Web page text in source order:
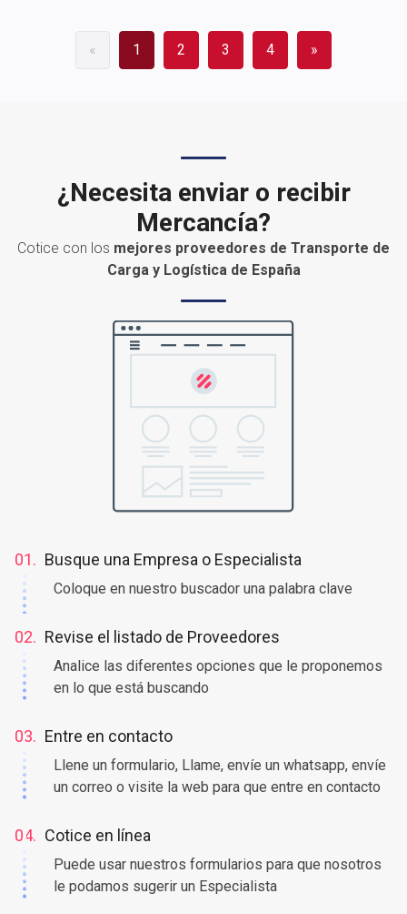
« 1 2 3 4 »
¿Necesita enviar o recibir
Mercancía?
Cotice con los mejores proveedores de Transporte de
Carga y Logística de España
01. Busque una Empresa o Especialista
Coloque en nuestro buscador una palabra clave
02. Revise el listado de Proveedores
Analice las diferentes opciones que le proponemos
en lo que está buscando
03. Entre en contacto
Llene un formulario, Llame, envíe un whatsapp, envíe
un correo o visite la web para que entre en contacto
04. Cotice en línea
Puede usar nuestros formularios para que nosotros
le podamos sugerir un Especialista